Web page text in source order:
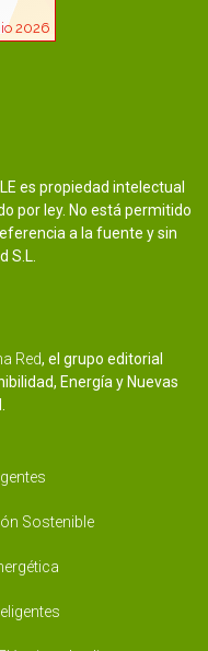
es propiedad intelectual
por ley. No está permitido
a la fuente y sin
S.L.
Red, el grupo editorial
Energía y Nuevas
Sostenible